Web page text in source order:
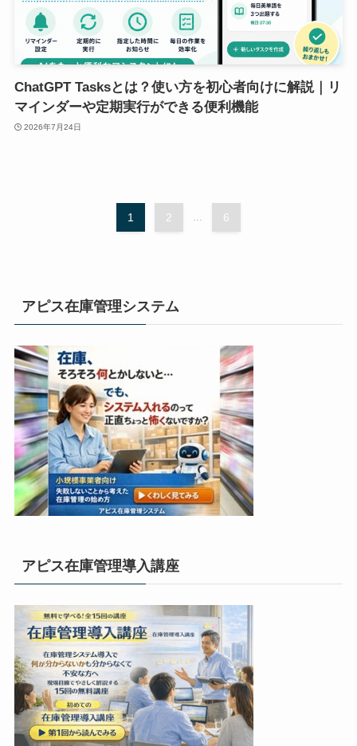
ChatGPT Tasksとは？使い方を初心者向けに解説｜リ
マインダーや定期実行ができる便利機能
2026年7月24日
1 2 ... 6
アピス在庫管理システム
アピス在庫管理導入講座